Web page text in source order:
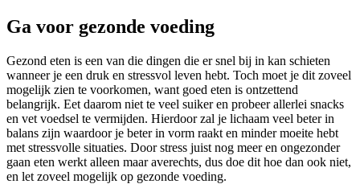
Ga voor gezonde voeding
Gezond eten is een van die dingen die er snel bij in kan schieten
wanneer je een druk en stressvol leven hebt. Toch moet je dit zoveel
mogelijk zien te voorkomen, want goed eten is ontzettend
belangrijk. Eet daarom niet te veel suiker en probeer allerlei snacks
en vet voedsel te vermijden. Hierdoor zal je lichaam veel beter in
balans zijn waardoor je beter in vorm raakt en minder moeite hebt
met stressvolle situaties. Door stress juist nog meer en ongezonder
gaan eten werkt alleen maar averechts, dus doe dit hoe dan ook niet,
en let zoveel mogelijk op gezonde voeding.